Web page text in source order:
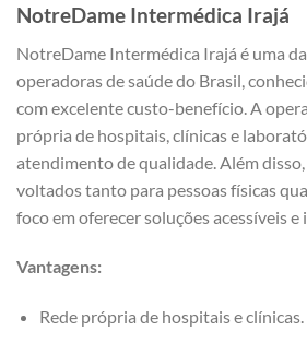
NotreDame Intermédica Irajá
NotreDame Intermédica Irajá é uma
operadoras de saúde do Brasil,
com excelente custo-benefício. A
própria de hospitais, clínicas e
atendimento de qualidade. Além
voltados tanto para pessoas físicas
foco em oferecer soluções acessíveis e
Vantagens:
Rede própria de hospitais e clínicas.